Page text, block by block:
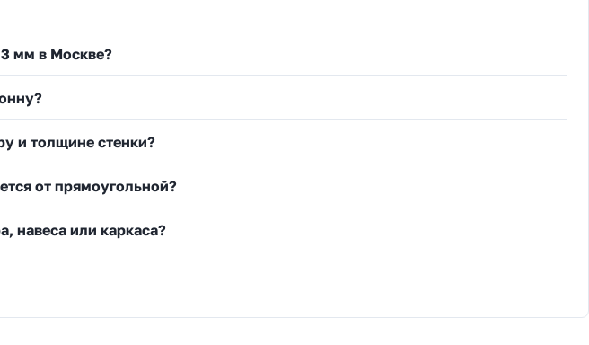
мм в Москве?
и толщине стенки?
от прямоугольной?
навеса или каркаса?